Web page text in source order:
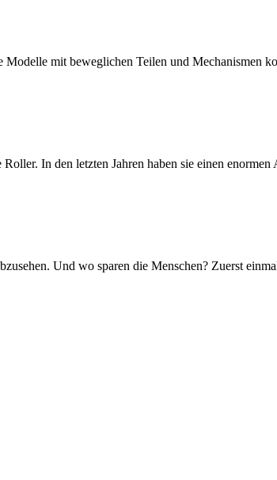
mit beweglichen Teilen und Mechanismen
In den letzten Jahren haben sie einen
Und wo sparen die Menschen? Zuerst